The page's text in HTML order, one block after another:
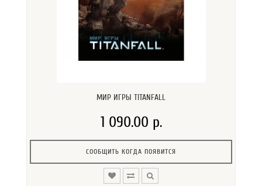
МИР ИГРЫ TITANFALL
1 090.00 р.
СООБЩИТЬ КОГДА ПОЯВИТСЯ